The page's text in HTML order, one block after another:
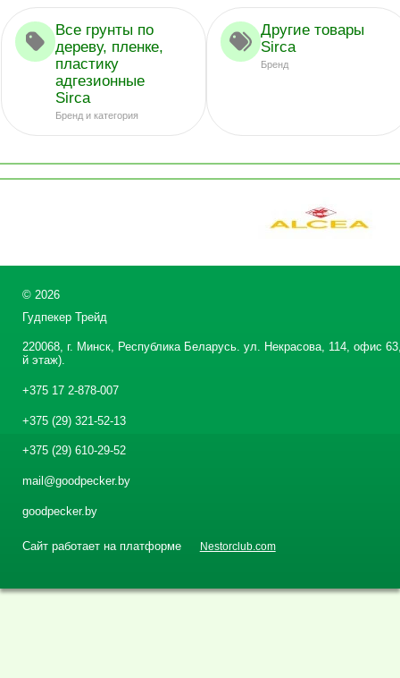
Все грунты по
дереву, пленке,
пластику
адгезионные
Sirca
Бренд и категория
Другие товары
Sirca
Бренд
© 2026
Гудпекер Трейд
220068, г. Минск, Республика Беларусь. ул. Некрасова, 114, офис
й этаж).
+375 17 2-878-007
+375 (29) 321-52-13
+375 (29) 610-29-52
mail@goodpecker.by
goodpecker.by
Сайт работает на платформе Nestorclub.com